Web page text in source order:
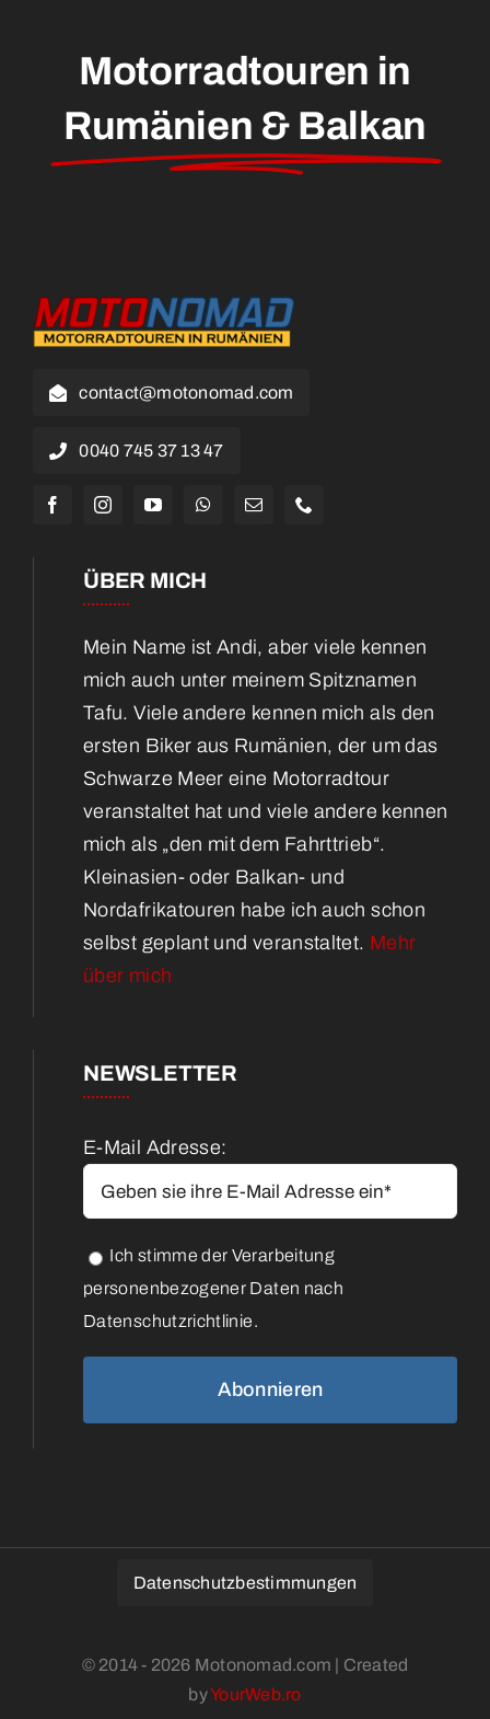
Motorradtouren in
Rumänien & Balkan
contact@motonomad.com
0040 745 37 13 47
ÜBER MICH
Mein Name ist Andi, aber viele kennen
mich auch unter meinem Spitznamen
Tafu. Viele andere kennen mich als den
ersten Biker aus Rumänien, der um das
Schwarze Meer eine Motorradtour
veranstaltet hat und viele andere kennen
mich als „den mit dem Fahrttrieb“.
Kleinasien- oder Balkan- und
Nordafrikatouren habe ich auch schon
selbst geplant und veranstaltet. Mehr
über mich
NEWSLETTER
E-Mail Adresse:
Ich stimme der Verarbeitung
personenbezogener Daten nach
Datenschutzrichtlinie.
Datenschutzbestimmungen
© 2014 - 2026 Motonomad.com | Created
byYourWeb.ro